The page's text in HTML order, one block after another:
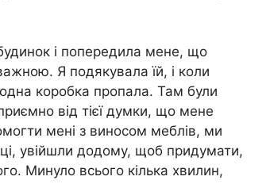
і попередила мене, що
Я подякувала їй, і коли
коробка пропала. Там були
від тієї думки, що мене
мені з виносом меблів, ми
увійшли додому, щоб придумати,
Минуло всього кілька хвилин,